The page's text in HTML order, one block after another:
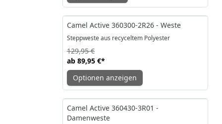
-31%
Camel Active 360300-2R26 - Weste
Steppweste aus recyceltem Polyester
ab 89,95 €*
129,95 €
Optionen anzeigen
-50%
Camel Active 360430-3R01 -
Damenweste